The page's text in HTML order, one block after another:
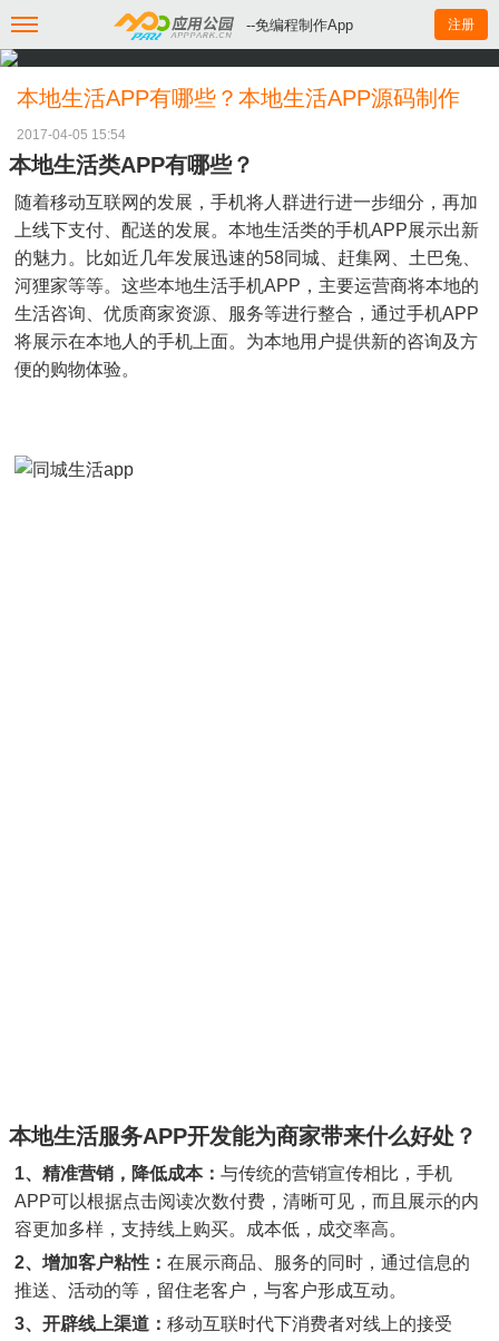
--免编程制作App 注册
本地生活APP有哪些？本地生活APP源码制作
2017-04-05 15:54
本地生活类APP有哪些？
随着移动互联网的发展，手机将人群进行进一步细分，再加
上线下支付、配送的发展。本地生活类的手机APP展示出新
的魅力。比如近几年发展迅速的58同城、赶集网、土巴兔、
河狸家等等。这些本地生活手机APP，主要运营商将本地的
生活咨询、优质商家资源、服务等进行整合，通过手机APP
将展示在本地人的手机上面。为本地用户提供新的咨询及方
便的购物体验。
本地生活服务APP开发能为商家带来什么好处？
1、精准营销，降低成本： 与传统的营销宣传相比，手机
APP可以根据点击阅读次数付费，清晰可见，而且展示的内
容更加多样，支持线上购买。成本低，成交率高。
2、增加客户粘性： 在展示商品、服务的同时，通过信息的
推送、活动的等，留住老客户，与客户形成互动。
3、开辟线上渠道： 移动互联时代下消费者对线上的接受